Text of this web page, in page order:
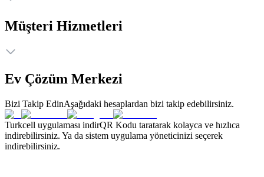
Müşteri Hizmetleri
Ev Çözüm Merkezi
Bizi Takip EdinAşağıdaki hesaplardan bizi takip edebilirsiniz.
Turkcell uygulaması indirQR Kodu taratarak kolayca ve hızlıca
indirebilirsiniz. Ya da sistem uygulama yöneticinizi seçerek
indirebilirsiniz.